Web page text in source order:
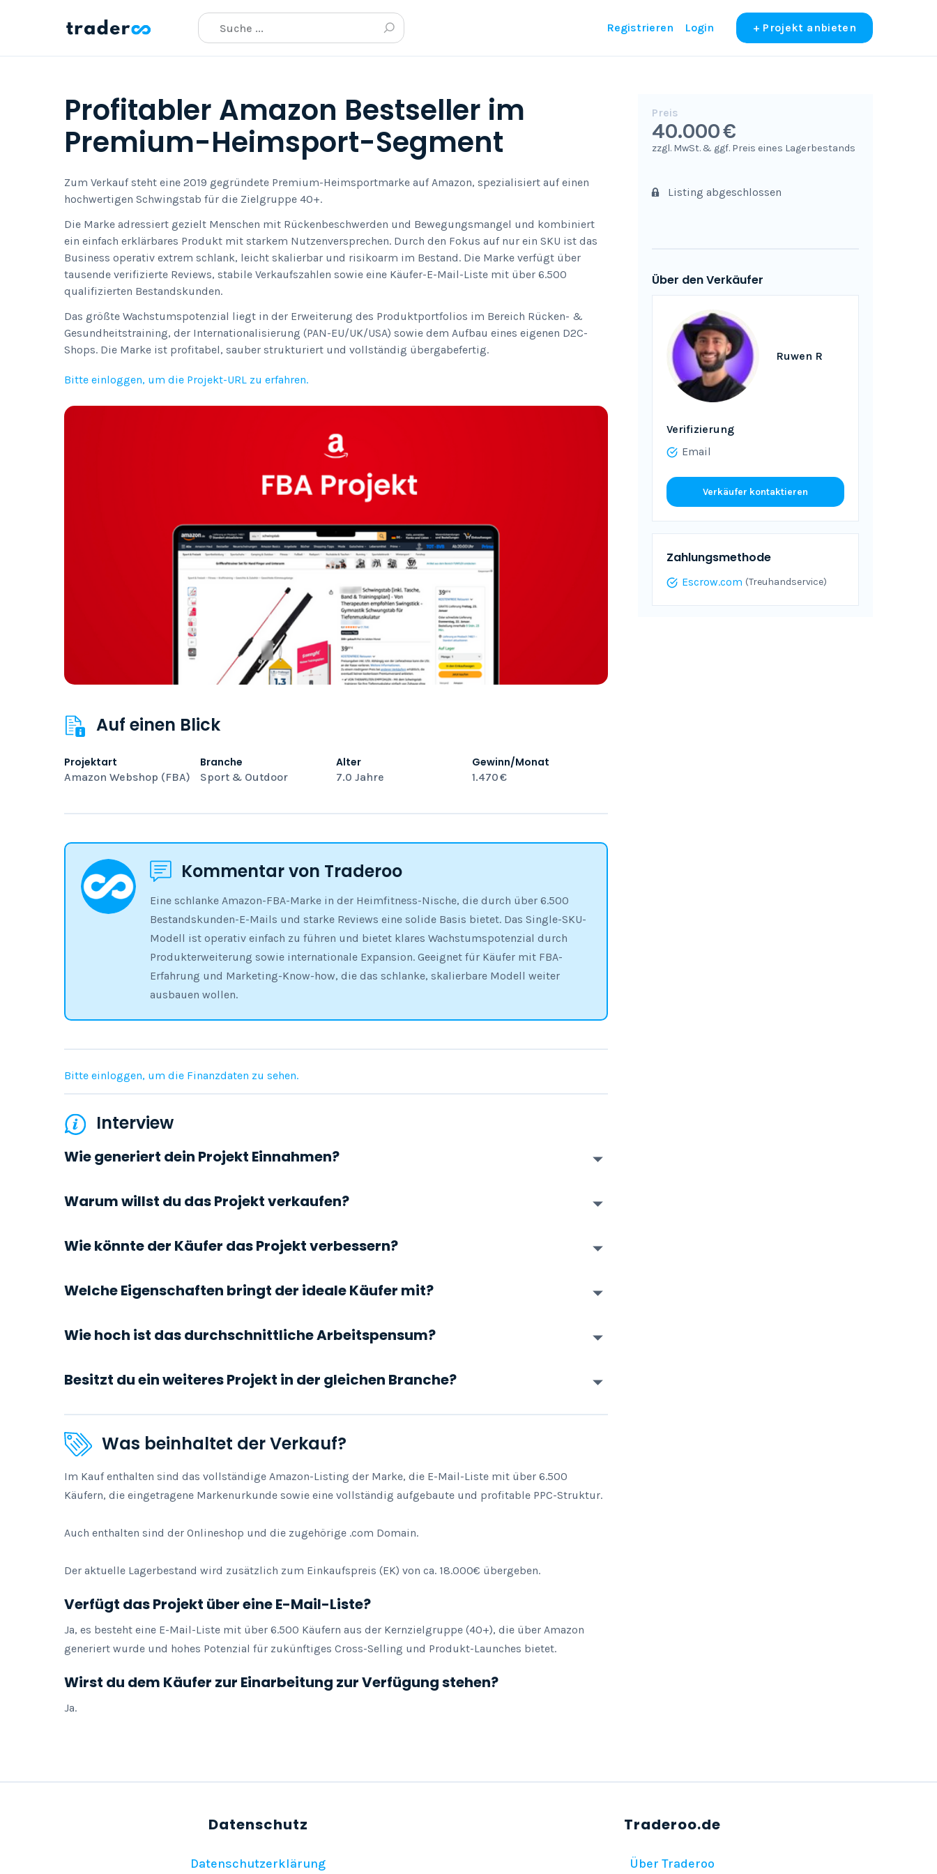
Registrieren Login + Projekt anbieten
Profitabler Amazon Bestseller im
Premium-Heimsport-Segment
Zum Verkauf steht eine 2019 gegründete Premium-Heimsportmarke auf Amazon, spezialisiert auf einen
hochwertigen Schwingstab für die Zielgruppe 40+.
Die Marke adressiert gezielt Menschen mit Rückenbeschwerden und Bewegungsmangel und kombiniert
ein einfach erklärbares Produkt mit starkem Nutzenversprechen. Durch den Fokus auf nur ein SKU ist das
Business operativ extrem schlank, leicht skalierbar und risikoarm im Bestand. Die Marke verfügt über
tausende verifizierte Reviews, stabile Verkaufszahlen sowie eine Käufer-E-Mail-Liste mit über 6.500
qualifizierten Bestandskunden.
Das größte Wachstumspotenzial liegt in der Erweiterung des Produktportfolios im Bereich Rücken- &
Gesundheitstraining, der Internationalisierung (PAN-EU/UK/USA) sowie dem Aufbau eines eigenen D2C-
Shops. Die Marke ist profitabel, sauber strukturiert und vollständig übergabefertig.
Bitte einloggen, um die Projekt-URL zu erfahren.
Auf einen Blick
Projektart
Amazon Webshop (FBA)
Branche
Sport & Outdoor
Alter
7.0 Jahre
Gewinn/Monat
1.470 €
Kommentar von Traderoo
Eine schlanke Amazon-FBA-Marke in der Heimfitness-Nische, die durch über 6.500
Bestandskunden-E-Mails und starke Reviews eine solide Basis bietet. Das Single-SKU-
Modell ist operativ einfach zu führen und bietet klares Wachstumspotenzial durch
Produkterweiterung sowie internationale Expansion. Geeignet für Käufer mit FBA-
Erfahrung und Marketing-Know-how, die das schlanke, skalierbare Modell weiter
ausbauen wollen.
Bitte einloggen, um die Finanzdaten zu sehen.
Interview
Wie generiert dein Projekt Einnahmen?
Warum willst du das Projekt verkaufen?
Wie könnte der Käufer das Projekt verbessern?
Welche Eigenschaften bringt der ideale Käufer mit?
Wie hoch ist das durchschnittliche Arbeitspensum?
Besitzt du ein weiteres Projekt in der gleichen Branche?
Was beinhaltet der Verkauf?
Im Kauf enthalten sind das vollständige Amazon-Listing der Marke, die E-Mail-Liste mit über 6.500
Käufern, die eingetragene Markenurkunde sowie eine vollständig aufgebaute und profitable PPC-Struktur.
Auch enthalten sind der Onlineshop und die zugehörige .com Domain.
Der aktuelle Lagerbestand wird zusätzlich zum Einkaufspreis (EK) von ca. 18.000€ übergeben.
Verfügt das Projekt über eine E-Mail-Liste?
Ja, es besteht eine E-Mail-Liste mit über 6.500 Käufern aus der Kernzielgruppe (40+), die über Amazon
generiert wurde und hohes Potenzial für zukünftiges Cross-Selling und Produkt-Launches bietet.
Wirst du dem Käufer zur Einarbeitung zur Verfügung stehen?
Ja.
Preis
40.000 €
zzgl. MwSt. & ggf. Preis eines Lagerbestands
Listing abgeschlossen
Über den Verkäufer
Ruwen R
Verifizierung
Email
Verkäufer kontaktieren
Zahlungsmethode
Escrow.com (Treuhandservice)
Datenschutzerklärung Über Traderoo